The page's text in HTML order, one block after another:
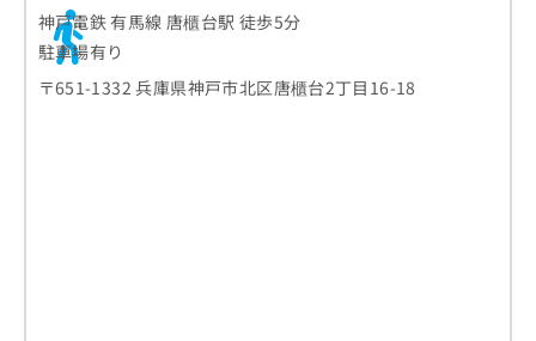
神戸電鉄 有馬線 唐櫃台駅 徒歩5分
駐車場有り
〒651-1332 兵庫県神戸市北区唐櫃台2丁目16-18